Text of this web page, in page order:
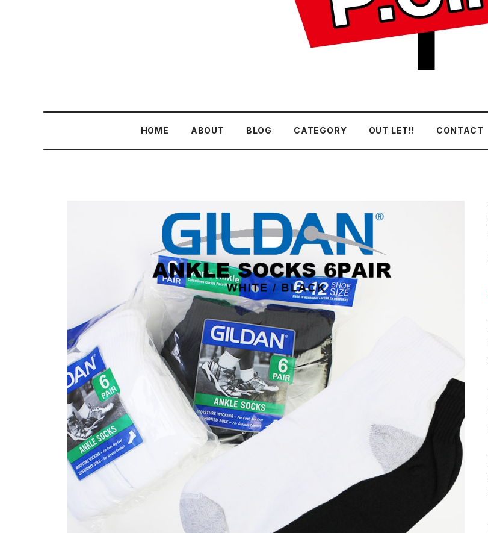
HOME ABOUT BLOG CATEGORY OUT LET!! CONTACT